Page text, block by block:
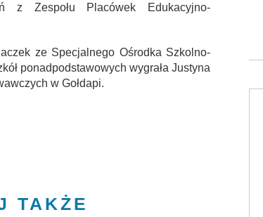
z Zespołu Placówek Edukacyjno-
ze Specjalnego Ośrodka Szkolno-
ponadpodstawowych wygrała Justyna
w Gołdapi.
TAKŻE